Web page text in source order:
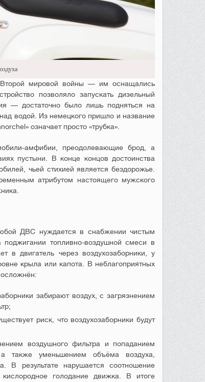
мировой войны — им оснащались
позволяло запускать дизельный
— достаточно было лишь подняться на
водой. Из немецкого пришло и название
означает просто «трубка».
амфибии, преодолевающие брод, а
пустыни. В конце концов достоинства
чьей стихией является бездорожье.
атрибутом настоящего мужского
ДВС нуждается в снабжении чистым
топливно-воздушной смеси в
в двигатель через воздухозаборники, у
крыла или капота. В неблагоприятных
осложнён:
забирают воздух, с загрязнением
риск, что воздухозаборники будут
воздушного фильтра и попаданием
уменьшением объёма воздуха,
В результате нарушается соотношение
голодание движка. В итоге